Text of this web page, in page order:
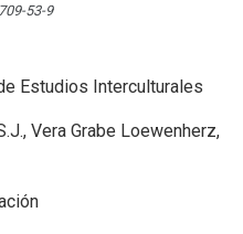
53-9
Estudios Interculturales
Vera Grabe Loewenherz,